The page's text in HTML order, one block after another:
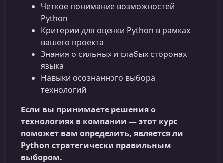
Четкое понимание возможностей
Python
Критерии для оценки Python в рамках
вашего проекта
Знания о сильных и слабых сторонах
языка
Навыки осознанного выбора
технологий
Если вы принимаете решения о
технологиях в компании — этот курс
поможет вам определить, является ли
Python стратегически правильным
выбором.